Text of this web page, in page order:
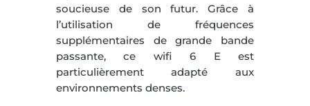
soucieuse de son futur. Grâce à
l’utilisation de fréquences
supplémentaires de grande bande
passante, ce wifi 6 E est
particulièrement adapté aux
environnements denses.